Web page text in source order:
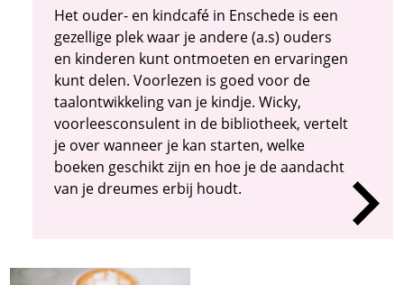
Het ouder- en kindcafé in Enschede is een
gezellige plek waar je andere (a.s) ouders
en kinderen kunt ontmoeten en ervaringen
kunt delen. Voorlezen is goed voor de
taalontwikkeling van je kindje. Wicky,
voorleesconsulent in de bibliotheek, vertelt
je over wanneer je kan starten, welke
boeken geschikt zijn en hoe je de aandacht
van je dreumes erbij houdt.